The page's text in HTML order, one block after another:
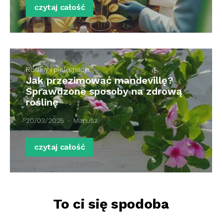
czytaj całość
Rośliny i pielęgnacja
Jak przezimować mandevillę?
Sprawdzone sposoby na zdrową
roślinę
20/03/2025 Mariusz
czytaj całość
To ci się spodoba